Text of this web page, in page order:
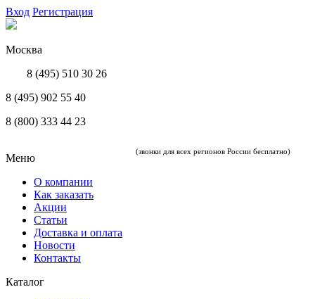
Вход Регистрация
Москва
8 (495) 510 30 26
8 (495) 902 55 40
8 (800) 333 44 23
(звонки для всех регионов России бесплатно)
Меню
О компании
Как заказать
Акции
Статьи
Доставка и оплата
Новости
Контакты
Каталог